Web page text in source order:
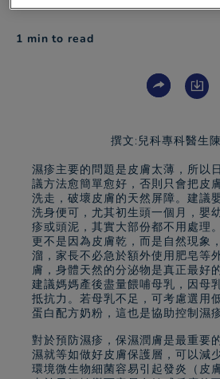
1 min to read
撰文:兒科專科醫生
濕疹主要的問題是皮膚太薄，所以
議方法愈簡單愈好，否則只會把皮
洗走，破壞皮膚的天然屏障。建議
洗身便可，尤其初生頭一個月，嬰
疹或頭泥，其實大部份都不用處理
更不是因為皮膚乾，而是自然現象
溜，家長不必急於額外使用肥皂等
膚，身體天然的分泌物是真正最好
建議媽媽產後盡量餵哺母乳，因母
抵抗力。若母乳不足，可考慮選用
蛋白配方奶粉，這也是協助控制濕
對於預防濕疹，保濕潤膚是最重要
濕就等如做好皮膚保護層，可以減
環境微生物細菌容易引起發炎（皮